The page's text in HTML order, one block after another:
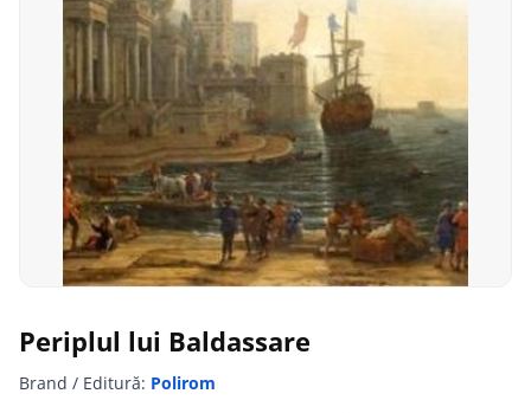
Periplul lui Baldassare
Brand / Editură: Polirom